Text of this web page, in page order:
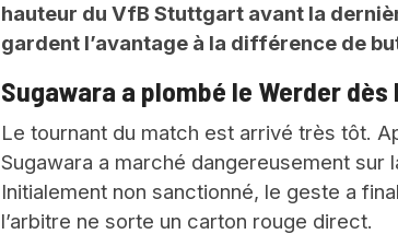
hauteur du VfB Stuttgart avant la
gardent l’avantage à la différence de
Sugawara a plombé le Werder
Le tournant du match est arrivé très tôt.
Sugawara a marché dangereusement sur
Initialement non sanctionné, le geste a
l’arbitre ne sorte un carton rouge direct.